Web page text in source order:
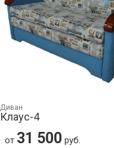
Диван
Клаус-4
от 31 500 руб.